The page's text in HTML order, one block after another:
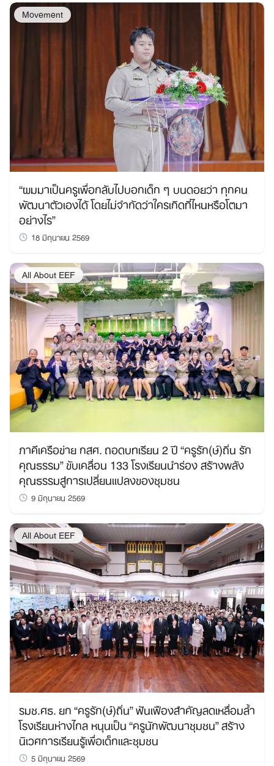
Movement
“ผมมาเป็นครูเพื่อกลับไปบอกเด็ก ๆ บนดอยว่า ทุกคน
พัฒนาตัวเองได้ โดยไม่จำกัดว่าใครเกิดที่ไหนหรือโตมา
อย่างไร”
18 มิถุนายน 2569
All About EEF
ภาคีเครือข่าย กสศ. ถอดบทเรียน 2 ปี “ครูรัก(ษ์)ถิ่น รัก
คุณธรรม” ขับเคลื่อน 133 โรงเรียนนำร่อง สร้างพลัง
คุณธรรมสู่การเปลี่ยนแปลงของชุมชน
9 มิถุนายน 2569
All About EEF
รมช.ศธ. ยก “ครูรัก(ษ์)ถิ่น” ฟันเฟืองสำคัญลดเหลื่อมล้ำ
โรงเรียนห่างไกล หนุนเป็น “ครูนักพัฒนาชุมชน” สร้าง
นิเวศการเรียนรู้เพื่อเด็กและชุมชน
5 มิถุนายน 2569